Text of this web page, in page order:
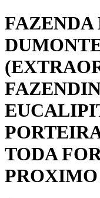
FAZENDA
TODA
PROXIMO